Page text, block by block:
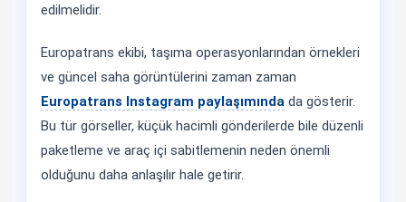
edilmelidir.
Europatrans ekibi, taşıma operasyonlarından örnekleri
ve güncel saha görüntülerini zaman zaman
Europatrans Instagram paylaşımında da gösterir.
Bu tür görseller, küçük hacimli gönderilerde bile düzenli
paketleme ve araç içi sabitlemenin neden önemli
olduğunu daha anlaşılır hale getirir.